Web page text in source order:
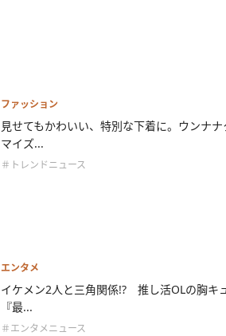
ファッション
見せてもかわいい、特別な下着に。ウンナ
マイズ...
＃トレンドニュース
エンタメ
イケメン2人と三角関係!? 推し活OLの胸キ
『最...
＃エンタメニュース